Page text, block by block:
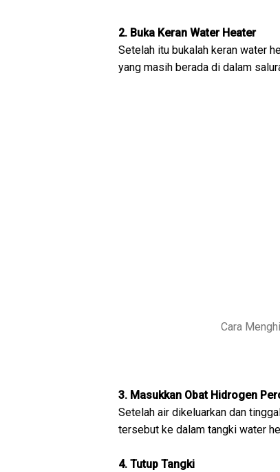
2. Buka Keran Water Heater
Setelah itu bukalah keran water
yang masih berada di dalam
Cara
3. Masukkan Obat Hidrogen
Setelah air dikeluarkan dan
tersebut ke dalam tangki water
4. Tutup Tangki